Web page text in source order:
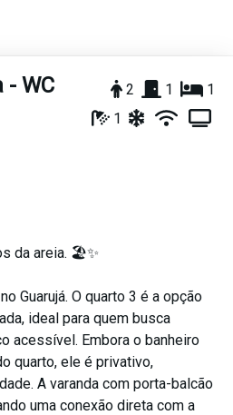
- WC
2 1
1
1
da areia. 🏖️✨
Guarujá. O quarto 3 é a opção
ideal para quem busca
acessível. Embora o banheiro
quarto, ele é privativo,
A varanda com porta-balcão
uma conexão direta com a